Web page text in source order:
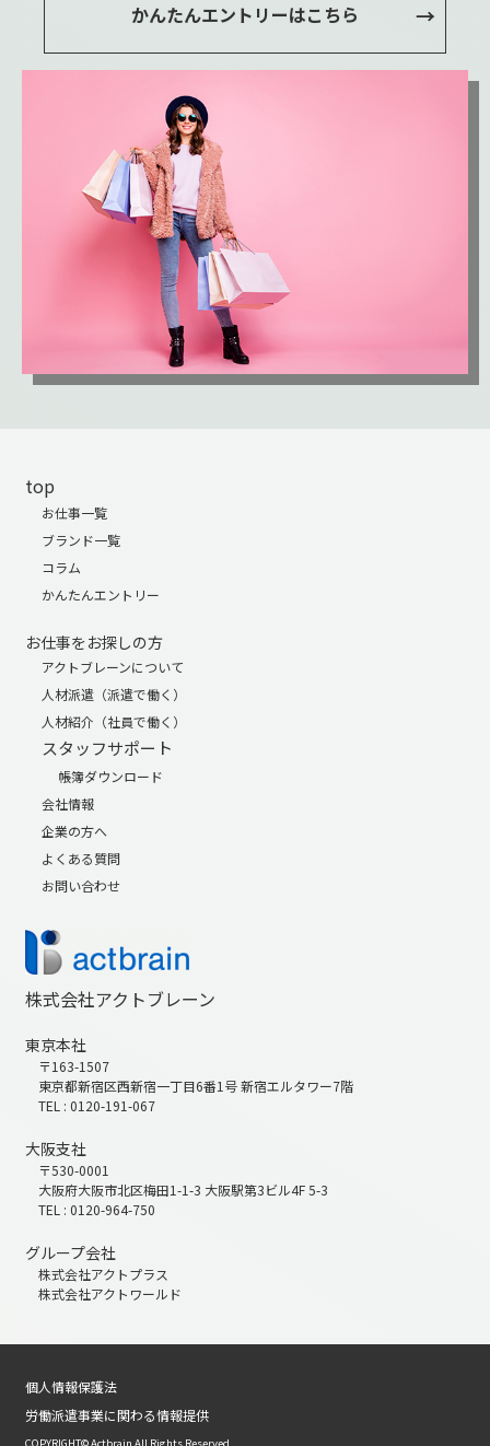
かんたんエントリーはこちら
top
お仕事一覧
ブランド一覧
コラム
かんたんエントリー
お仕事をお探しの方
アクトブレーンについて
人材派遣（派遣で働く）
人材紹介（社員で働く）
スタッフサポート
帳簿ダウンロード
会社情報
企業の方へ
よくある質問
お問い合わせ
株式会社アクトブレーン
東京本社
〒163-1507
東京都新宿区西新宿一丁目6番1号 新宿エルタワー7階
TEL : 0120-191-067
大阪支社
〒530-0001
大阪府大阪市北区梅田1-1-3 大阪駅第3ビル4F 5-3
TEL : 0120-964-750
グループ会社
株式会社アクトプラス
株式会社アクトワールド
個人情報保護法
労働派遣事業に関わる情報提供